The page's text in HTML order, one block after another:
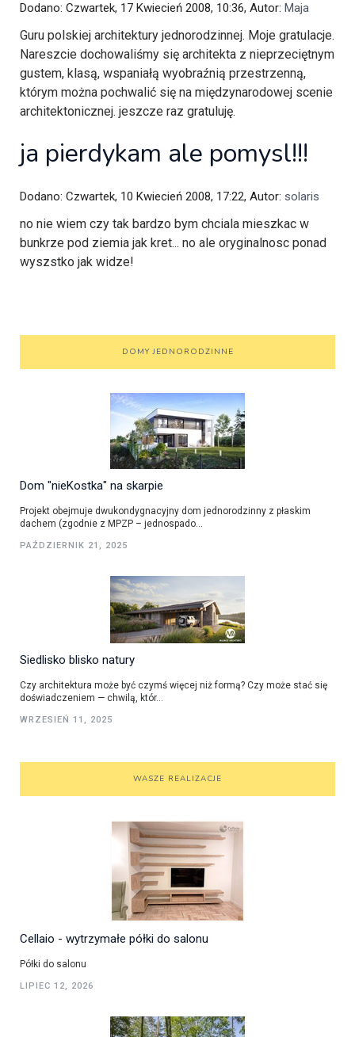
Dodano: Czwartek, 17 Kwiecień 2008, 10:36, Autor: Maja
Guru polskiej architektury jednorodzinnej. Moje gratulacje.
Nareszcie dochowaliśmy się architekta z nieprzeciętnym
gustem, klasą, wspaniałą wyobraźnią przestrzenną,
którym można pochwalić się na międzynarodowej scenie
architektonicznej. jeszcze raz gratuluję.
ja pierdykam ale pomysl!!!
Dodano: Czwartek, 10 Kwiecień 2008, 17:22, Autor: solaris
no nie wiem czy tak bardzo bym chciala mieszkac w
bunkrze pod ziemia jak kret... no ale oryginalnosc ponad
wyszstko jak widze!
DOMY JEDNORODZINNE
Dom "nieKostka" na skarpie
Projekt obejmuje dwukondygnacyjny dom jednorodzinny z płaskim
dachem (zgodnie z MPZP – jednospado...
PAŹDZIERNIK 21, 2025
Siedlisko blisko natury
Czy architektura może być czymś więcej niż formą? Czy może stać się
doświadczeniem — chwilą, któr...
WRZESIEŃ 11, 2025
WASZE REALIZACJE
Cellaio - wytrzymałe półki do salonu
Półki do salonu
LIPIEC 12, 2026